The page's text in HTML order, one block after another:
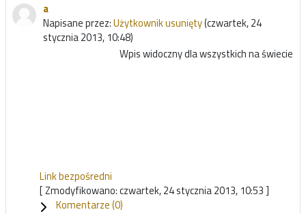
a
Napisane przez:Użytkownik usunięty(czwartek, 24
stycznia 2013, 10:48)
Wpis widoczny dla wszystkich na świecie
Link bezpośredni
[ Zmodyfikowano: czwartek, 24 stycznia 2013, 10:53 ]
Komentarze (0)